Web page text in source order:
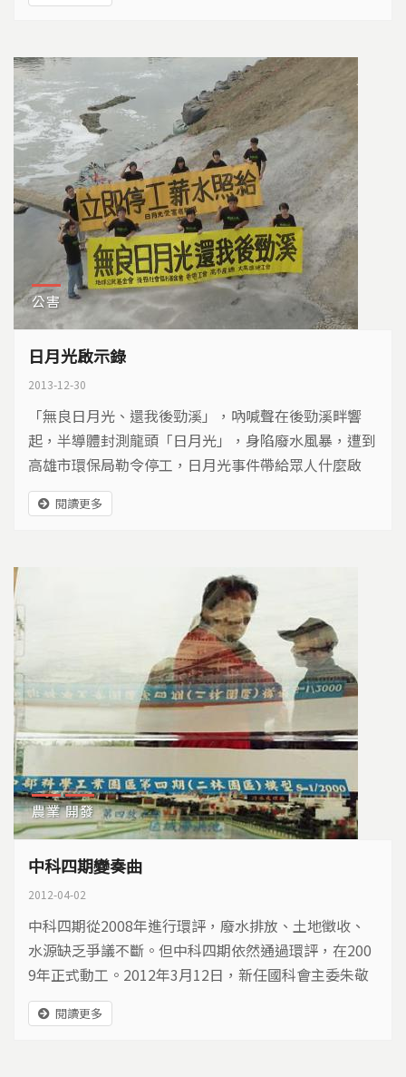
公害
日月光啟示錄
2013-12-30
「無良日月光、還我後勁溪」，吶喊聲在後勁溪畔響
起，半導體封測龍頭「日月光」，身陷廢水風暴，遭到
高雄市環保局勒令停工，日月光事件帶給眾人什麼啟
示？
閱讀更多
農業 開發
中科四期變奏曲
2012-04-02
中科四期從2008年進行環評，廢水排放、土地徵收、
水源缺乏爭議不斷。但中科四期依然通過環評，在200
9年正式動工。2012年3月12日，新任國科會主委朱敬
一走馬上任，卻宣佈這個耗資539億、預計花10年開發
的重大計畫，應該重新調整。中科四期為什麼生變？被
閱讀更多